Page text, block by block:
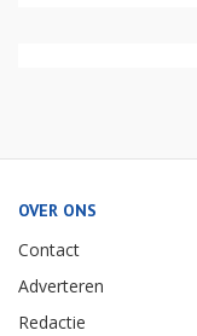
OVER ONS
Contact
Adverteren
Redactie